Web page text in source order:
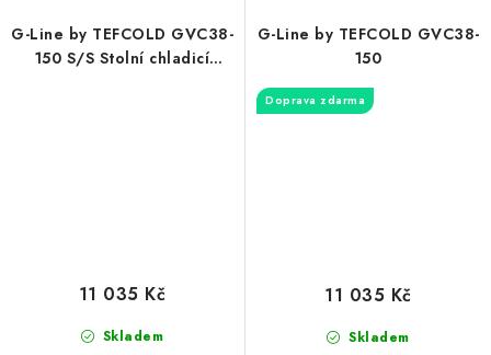
G-Line by TEFCOLD GVC38-
150 S/S Stolní chladicí
Skladem
11 035 Kč
G-Line by TEFCOLD GVC38-
150
Doprava zdarma
Skladem
11 035 Kč